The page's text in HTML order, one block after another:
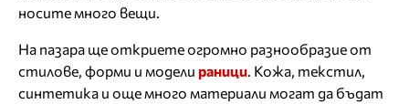
носите много вещи.
На пазара ще откриете огромно разнообразие от
стилове, форми и модели раници . Кожа, текстил,
синтетика и още много материали могат да бъдат